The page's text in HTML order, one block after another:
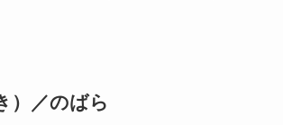
）／のばら